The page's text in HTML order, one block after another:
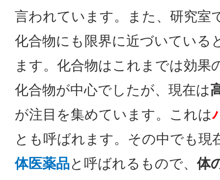
言われています。また、研究室
化合物にも限界に近づいている
ます。化合物はこれまでは効果
化合物が中心でしたが、現在は
が注目を集めています。これは
とも呼ばれます。その中でも現
体医薬品と呼ばれるもので、体